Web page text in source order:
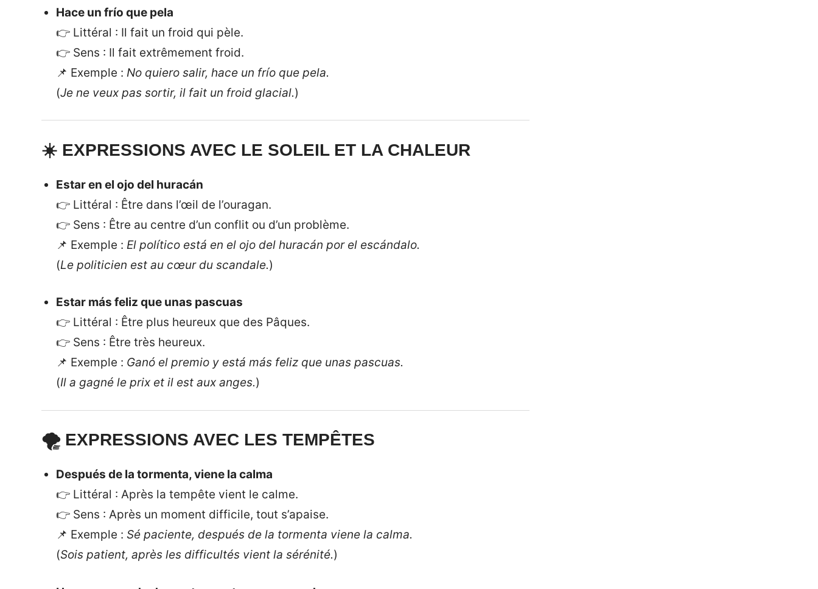
Hace un frío que pela
👉 Littéral : Il fait un froid qui pèle.
👉 Sens : Il fait extrêmement froid.
📌 Exemple : No quiero salir, hace un frío que pela.
(Je ne veux pas sortir, il fait un froid glacial.)
☀️ EXPRESSIONS AVEC LE SOLEIL ET LA CHALEUR
Estar en el ojo del huracán
👉 Littéral : Être dans l’œil de l’ouragan.
👉 Sens : Être au centre d’un conflit ou d’un problème.
📌 Exemple : El político está en el ojo del huracán por el escándalo.
(Le politicien est au cœur du scandale.)
Estar más feliz que unas pascuas
👉 Littéral : Être plus heureux que des Pâques.
👉 Sens : Être très heureux.
📌 Exemple : Ganó el premio y está más feliz que unas pascuas.
(Il a gagné le prix et il est aux anges.)
🌪️ EXPRESSIONS AVEC LES TEMPÊTES
Después de la tormenta, viene la calma
👉 Littéral : Après la tempête vient le calme.
👉 Sens : Après un moment difficile, tout s’apaise.
📌 Exemple : Sé paciente, después de la tormenta viene la calma.
(Sois patient, après les difficultés vient la sérénité.)